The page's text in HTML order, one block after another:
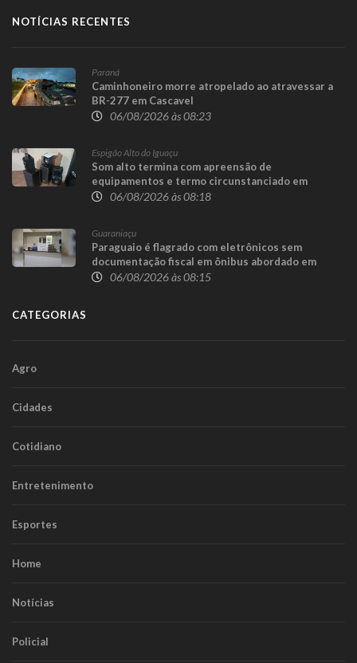
NOTÍCIAS RECENTES
Paraná
Caminhoneiro morre atropelado ao atravessar a
BR-277 em Cascavel
06/08/2026 às 08:23
Espigão Alto do Iguaçu
Som alto termina com apreensão de
equipamentos e termo circunstanciado em
Espigão Alto do Iguaçu
06/08/2026 às 08:18
Guaraniaçu
Paraguaio é flagrado com eletrônicos sem
documentação fiscal em ônibus abordado em
Guaraniaçu
06/08/2026 às 08:15
CATEGORIAS
Agro
Cidades
Cotidiano
Entretenimento
Esportes
Home
Notícias
Policial